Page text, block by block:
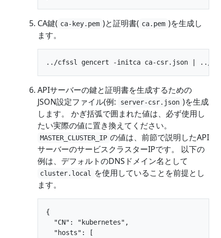
CA鍵( ca-key.pem )と証明書( ca.pem )を生成し
ます。
APIサーバーの鍵と証明書を生成するための
JSON設定ファイル(例:
server-csr.json )を生成
します。 かぎ括弧で囲まれた値は、必ず使用し
たい実際の値に置き換えてください。
MASTER_CLUSTER_IP の値は、前節で説明したAPI
サーバーのサービスクラスターIPです。 以下の
例は、デフォルトのDNSドメイン名として
cluster.local
を使用していることを前提とし
ます。
{
  "CN": "kubernetes",
  "hosts": [